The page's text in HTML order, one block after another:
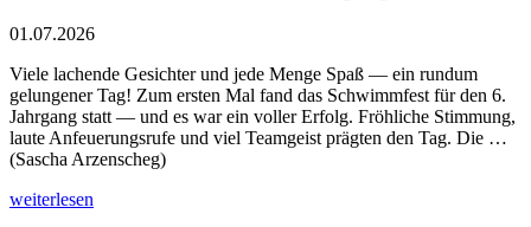
01.07.2026
Viele lachende Gesichter und jede Menge Spaß — ein rundum
gelungener Tag! Zum ersten Mal fand das Schwimmfest für den 6.
Jahrgang statt — und es war ein voller Erfolg. Fröhliche Stimmung,
laute Anfeuerungsrufe und viel Teamgeist prägten den Tag. Die …
(Sascha Arzenscheg)
weiterlesen